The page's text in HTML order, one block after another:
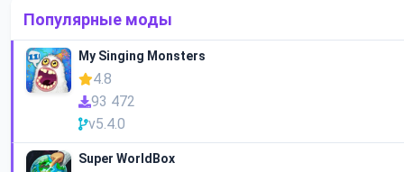
Популярные моды
My Singing Monsters
4.8
93 472
v5.4.0
Super WorldBox